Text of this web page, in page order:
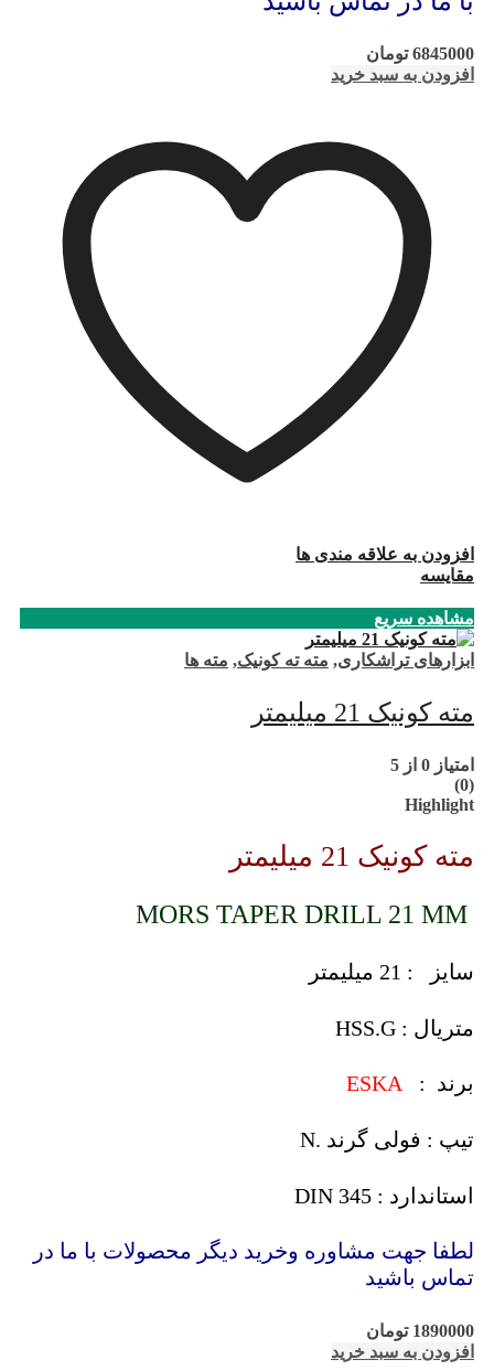
6845000 تومان
افزودن به سبد خرید
افزودن به علاقه مندی ها
مقایسه
مشاهده سریع
ابزارهای تراشکاری, مته ته کونیک, مته ها
مته کونیک 21 میلیمتر
امتیاز 0 از 5
(0)
Highlight
مته کونیک 21 میلیمتر
سایز : 21 میلیمتر
متریال : HSS.G
برند :
تیپ : فولی گرند .N
استاندارد : DIN 345
لطفا جهت مشاوره وخرید دیگر محصولات با ما در
تماس باشید
1890000 تومان
افزودن به سبد خرید